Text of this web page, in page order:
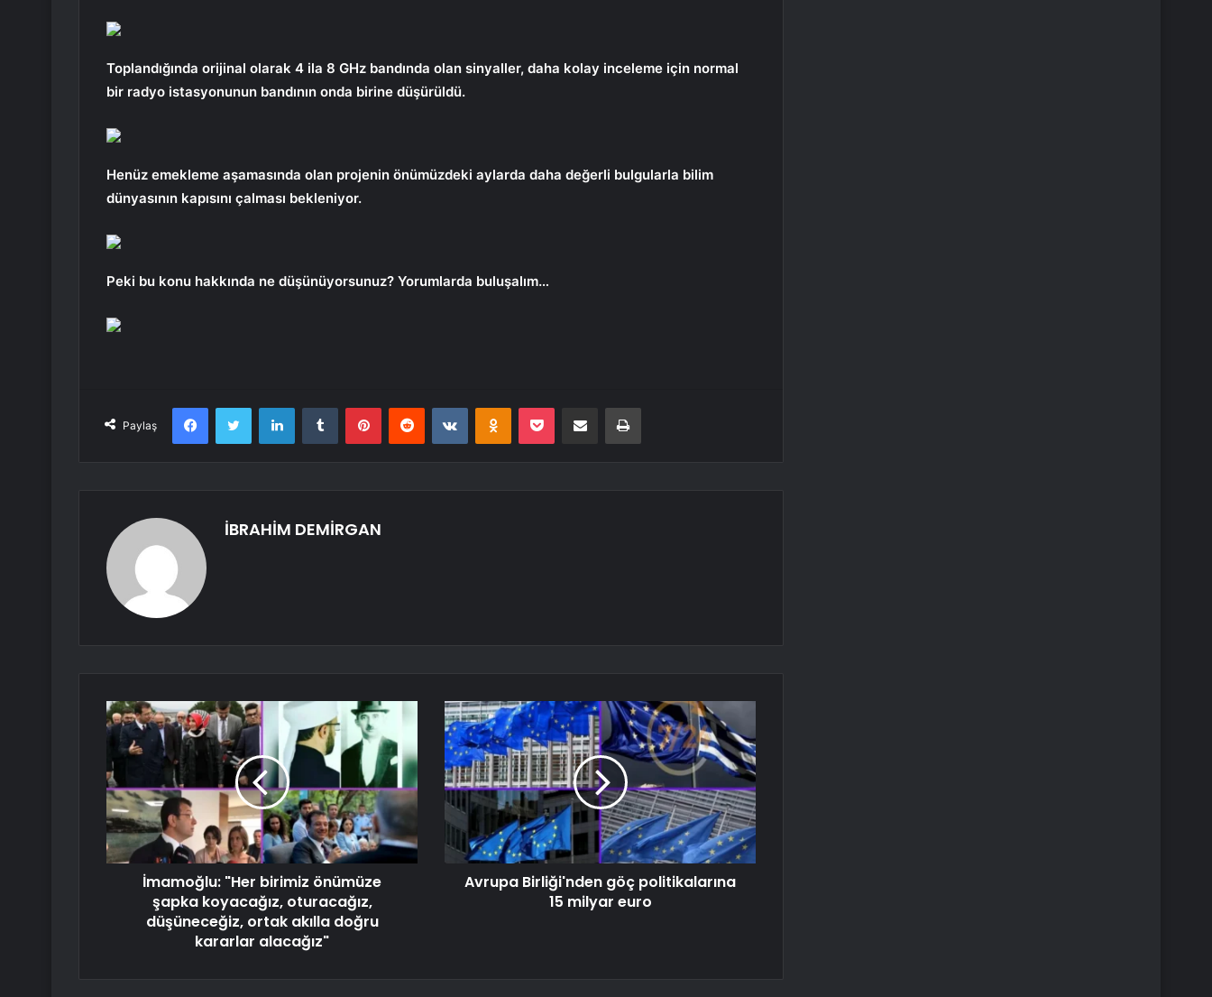
Toplandığında orijinal olarak 4 ila 8 GHz bandında olan sinyaller, daha kolay inceleme için normal
bir radyo istasyonunun bandının onda birine düşürüldü.
Henüz emekleme aşamasında olan projenin önümüzdeki aylarda daha değerli bulgularla bilim
dünyasının kapısını çalması bekleniyor.
Peki bu konu hakkında ne düşünüyorsunuz? Yorumlarda buluşalım…
Paylaş
FacebookTwitter LinkedInTumblr PinterestReddit VKontakteOdnoklassniki
Pocket E-Posta ile paylaş Yazdır
İBRAHİM DEMİRGAN
İmamoğlu: "Her birimiz önümüze
şapka koyacağız, oturacağız,
düşüneceğiz, ortak akılla doğru
kararlar alacağız"
Avrupa Birliği'nden göç politikalarına
15 milyar euro